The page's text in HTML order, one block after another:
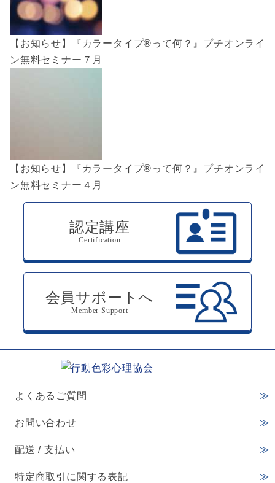
【お知らせ】『カラータイプ®︎って何？』プチオンライ
ン無料セミナー７月
【お知らせ】『カラータイプ®︎って何？』プチオンライ
ン無料セミナー４月
認定講座
Certification
会員サポートへ
Member Support
よくあるご質問
お問い合わせ
配送 / 支払い
特定商取引に関する表記